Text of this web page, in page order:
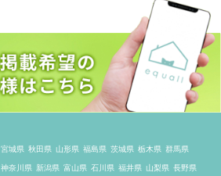
宮城県 秋田県 山形県 福島県 茨城県 栃木県 群馬県
神奈川県 新潟県 富山県 石川県 福井県 山梨県 長野県